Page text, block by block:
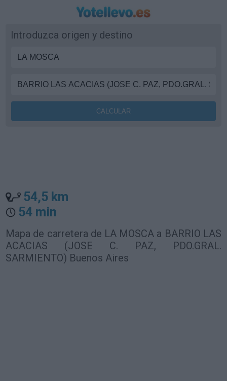
Introduzca origen y destino
54,5 km
54 min
Mapa de carretera de LA MOSCA a BARRIO LAS
ACACIAS (JOSE C. PAZ, PDO.GRAL.
SARMIENTO) Buenos Aires